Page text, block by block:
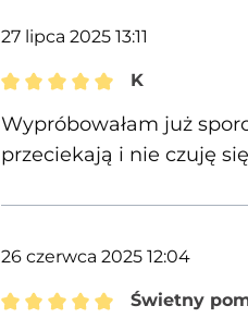
27 lipca 2025 13:11
Recenzja z oceną 5
K
Wypróbowałam już
przeciekają i nie czuję
26 czerwca 2025 12:04
Świetny